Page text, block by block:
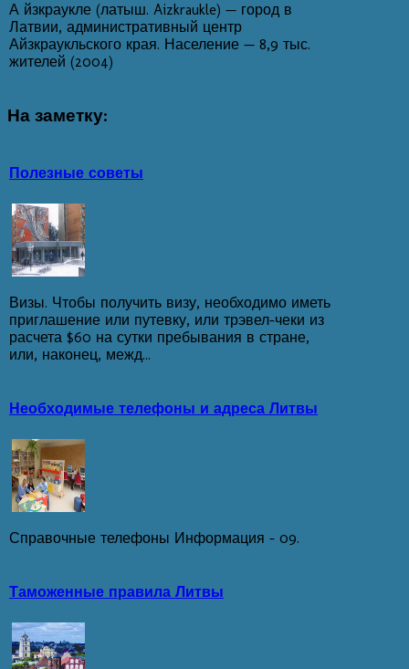
А йзкраукле (латыш. Aizkraukle) — город в
Латвии, административный центр
Айзкраукльского края. Население — 8,9 тыс.
жителей (2004)
На заметку:
Полезные советы
Визы. Чтобы получить визу, необходимо иметь
приглашение или путевку, или трэвел-чеки из
расчета $60 на сутки пребывания в стране,
или, наконец, межд...
Необходимые телефоны и адреса Литвы
Справочные телефоны Информация - 09.
Таможенные правила Литвы